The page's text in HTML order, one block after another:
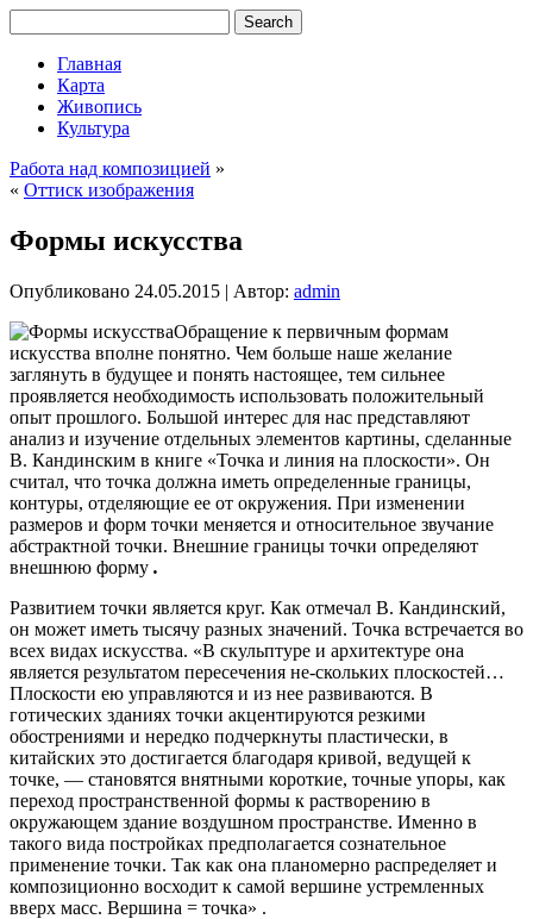
Главная
Карта
Живопись
Культура
Работа над композицией »
« Оттиск изображения
Формы искусства
Опубликовано 24.05.2015 | Автор: admin
Обращение к первичным формам
искусства вполне понятно. Чем больше наше желание
заглянуть в будущее и понять настоящее, тем сильнее
проявляется необходимость использовать положительный
опыт прошлого. Большой интерес для нас представляют
анализ и изучение отдельных элементов картины, сделанные
В. Кандинским в книге «Точка и линия на плоскости». Он
считал, что точка должна иметь определенные границы,
контуры, отделяющие ее от окружения. При изменении
размеров и форм точки меняется и относительное звучание
абстрактной точки. Внешние границы точки определяют
внешнюю форму .
Развитием точки является круг. Как отмечал В. Кандинский,
он может иметь тысячу разных значений. Точка встречается во
всех видах искусства. «В скульптуре и архитектуре она
является результатом пересечения не-скольких плоскостей…
Плоскости ею управляются и из нее развиваются. В
готических зданиях точки акцентируются резкими
обострениями и нередко подчеркнуты пластически, в
китайских это достигается благодаря кривой, ведущей к
точке, — становятся внятными короткие, точные упоры, как
переход пространственной формы к растворению в
окружающем здание воздушном пространстве. Именно в
такого вида постройках предполагается сознательное
применение точки. Так как она планомерно распределяет и
композиционно восходит к самой вершине устремленных
вверх масс. Вершина = точка» .